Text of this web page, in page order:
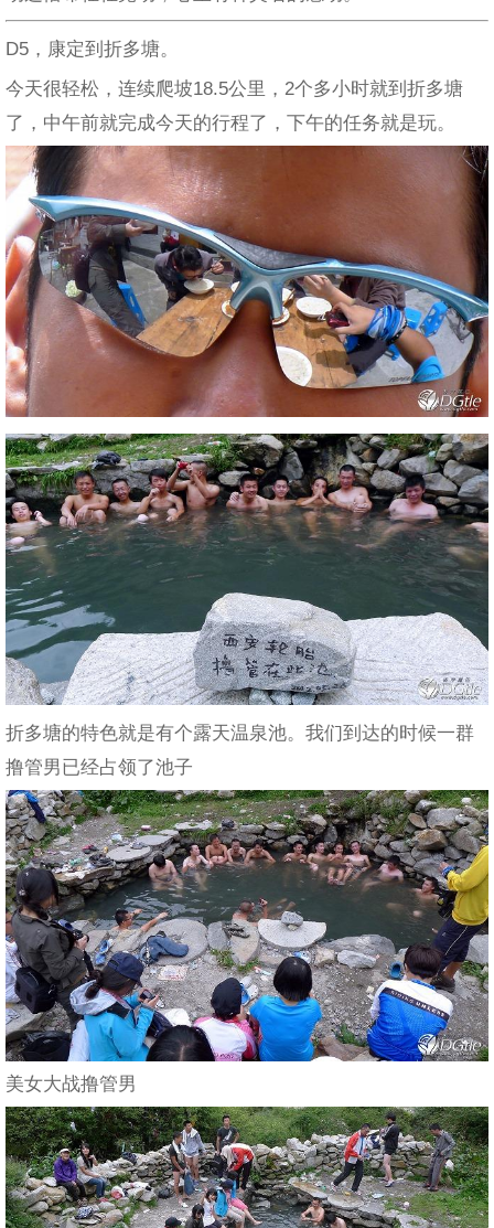
D5，康定到折多塘。
今天很轻松，连续爬坡18.5公里，2个多小时就到折多塘
了，中午前就完成今天的行程了，下午的任务就是玩。
折多塘的特色就是有个露天温泉池。我们到达的时候一群
撸管男已经占领了池子
美女大战撸管男